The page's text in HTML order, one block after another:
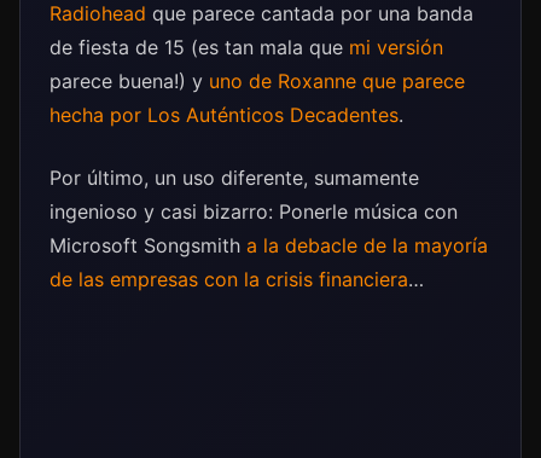
Radiohead que parece cantada por una banda
de fiesta de 15 (es tan mala que mi versión
parece buena!) y uno de Roxanne que parece
hecha por Los Auténticos Decadentes.
Por último, un uso diferente, sumamente
ingenioso y casi bizarro: Ponerle música con
Microsoft Songsmith a la debacle de la mayoría
de las empresas con la crisis financiera…